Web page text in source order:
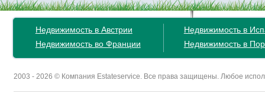
Недвижимость в Австрии
Недвижимость во Франции
Недвижимость в
Недвижимость в
2003 - 2026 © Компания Estateservice. Все права защищены. Любое